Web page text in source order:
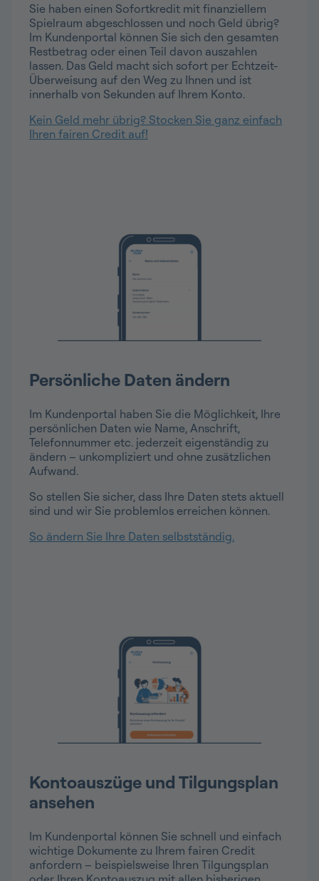
Sie haben einen Sofortkredit mit finanziellem
Spielraum abgeschlossen und noch Geld übrig?
Im Kundenportal können Sie sich den gesamten
Restbetrag oder einen Teil davon auszahlen
lassen. Das Geld macht sich sofort per Echtzeit-
Überweisung auf den Weg zu Ihnen und ist
innerhalb von Sekunden auf Ihrem Konto.
Kein Geld mehr übrig? Stocken Sie ganz einfach
Ihren fairen Credit auf!
Persönliche Daten ändern
Im Kundenportal haben Sie die Möglichkeit, Ihre
persönlichen Daten wie Name, Anschrift,
Telefonnummer etc. jederzeit eigenständig zu
ändern – unkompliziert und ohne zusätzlichen
Aufwand.
So stellen Sie sicher, dass Ihre Daten stets aktuell
sind und wir Sie problemlos erreichen können.
So ändern Sie Ihre Daten selbstständig.
Kontoauszüge und Tilgungsplan
ansehen
Im Kundenportal können Sie schnell und einfach
wichtige Dokumente zu Ihrem fairen Credit
anfordern – beispielsweise Ihren Tilgungsplan